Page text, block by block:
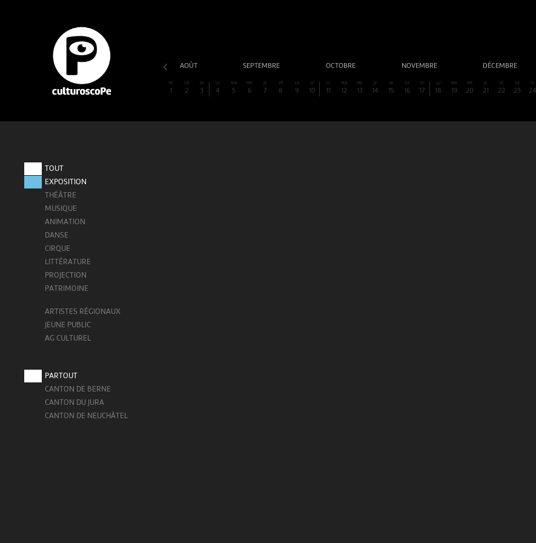
AOÛT SEPTEMBRE OCTOBRE NOVEMBRE DÉCEMBRE
VE
1
SA
2
DI
3
LU
4
MA
5
ME
6
JE
7
VE
8
SA
9
DI
10
LU
11
MA
12
ME
13
JE
14
VE
15
SA
16
DI
17
LU
18
MA
19
ME
20
JE
21
VE
22
SA
23
DI
24
TOUT
EXPOSITION
THÉÂTRE
MUSIQUE
ANIMATION
DANSE
CIRQUE
LITTÉRATURE
PROJECTION
PATRIMOINE
ARTISTES RÉGIONAUX
JEUNE PUBLIC
AG CULTUREL
PARTOUT
CANTON DE BERNE
CANTON DU JURA
CANTON DE NEUCHÂTEL